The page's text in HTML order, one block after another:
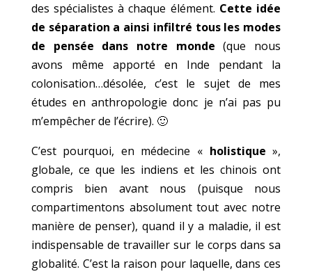
des spécialistes à chaque élément. Cette idée
de séparation a ainsi infiltré tous les modes
de pensée dans notre monde (que nous
avons même apporté en Inde pendant la
colonisation…désolée, c’est le sujet de mes
études en anthropologie donc je n’ai pas pu
m’empêcher de l’écrire). 🙂
C’est pourquoi, en médecine « holistique »,
globale, ce que les indiens et les chinois ont
compris bien avant nous (puisque nous
compartimentons absolument tout avec notre
manière de penser), quand il y a maladie, il est
indispensable de travailler sur le corps dans sa
globalité. C’est la raison pour laquelle, dans ces